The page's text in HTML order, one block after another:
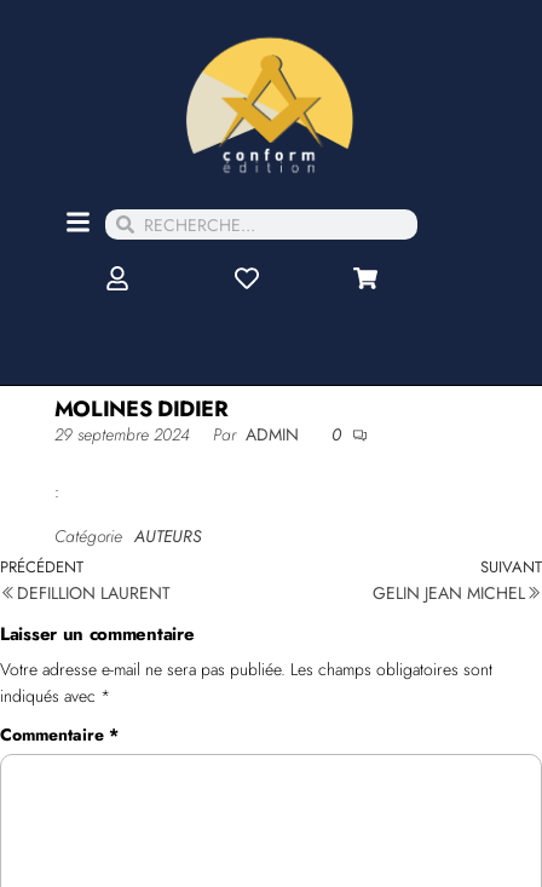
MOLINES DIDIER
29 septembre 2024 Par ADMIN 0
:
Catégorie AUTEURS
PRÉCÉDENT
DEFILLION LAURENT
SUIVANT
GELIN JEAN MICHEL
Laisser un commentaire
Votre adresse e-mail ne sera pas publiée. Les champs obligatoires sont
indiqués avec *
Commentaire *